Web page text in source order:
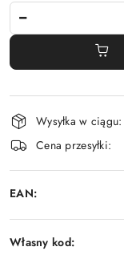
Dostępność
i
dostawa
Wysyłka w ciągu:
Cena przesyłki:
EAN:
Własny kod: